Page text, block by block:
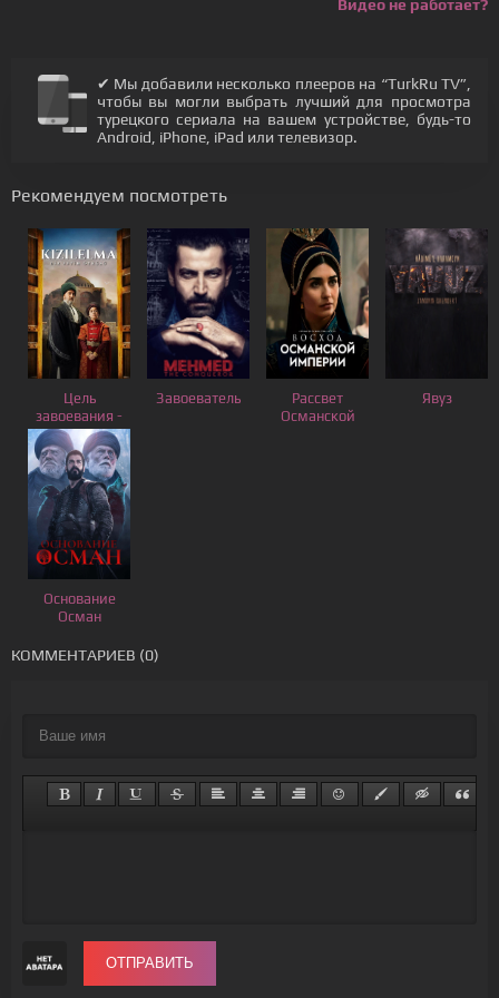
Видео не работает?
✔ Мы добавили несколько плееров на “TurkRu TV”,
чтобы вы могли выбрать лучший для просмотра
турецкого сериала на вашем устройстве, будь-то
Android, iPhone, iPad или телевизор.
Рекомендуем посмотреть
Цель
завоевания -
Красное
яблоко
Завоеватель
Рассвет
Османской
Явуз
Основание
Осман
КОММЕНТАРИЕВ (0)
ОТПРАВИТЬ